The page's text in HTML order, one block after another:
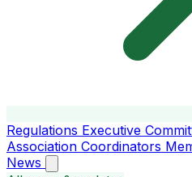
Regulations Executive
Association Coordinators
News